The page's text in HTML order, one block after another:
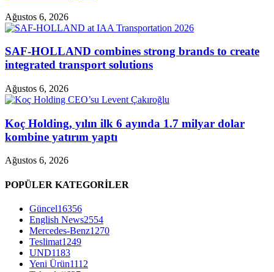
Ağustos 6, 2026
SAF-HOLLAND combines strong brands to create
integrated transport solutions
Ağustos 6, 2026
Koç Holding, yılın ilk 6 ayında 1.7 milyar dolar
kombine yatırım yaptı
Ağustos 6, 2026
POPÜLER KATEGORİLER
Güncel16356
English News2554
Mercedes-Benz1270
Teslimat1249
UND1183
Yeni Ürün1112